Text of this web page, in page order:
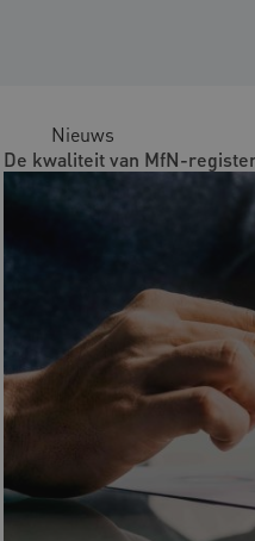
Nieuws
De kwaliteit van MfN-